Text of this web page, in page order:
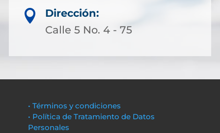

Dirección:
Calle 5 No. 4 - 75
• Términos y condiciones
• Política de Tratamiento de Datos
Personales